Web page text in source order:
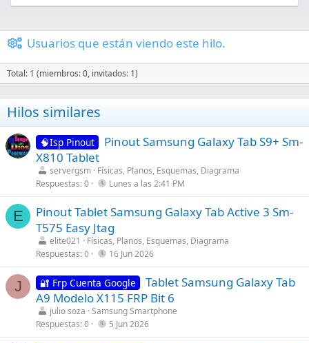
Usuarios que están viendo este hilo.
Total: 1 (miembros: 0, invitados: 1)
Hilos similares
🧠Isp Pinout
Pinout Samsung Galaxy Tab S9+ Sm-
X810 Tablet
servergsm Físicas, Planos, Esquemas, Diagrama
Respuestas 0 Lunes a las 2:41 PM
E
Pinout Tablet Samsung Galaxy Tab Active 3 Sm-
T575 Easy Jtag
elite021
Físicas, Planos, Esquemas, Diagrama
Respuestas 0 16 Jun 2026
J 🔐 Frp Cuenta Google
Tablet Samsung Galaxy Tab
A9 Modelo X115 FRP Bit 6
julio soza
Samsung Smartphone
Respuestas 0 5 Jun 2026